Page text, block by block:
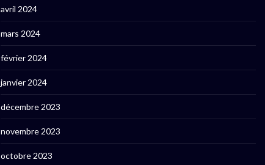
avril 2024
mars 2024
février 2024
janvier 2024
décembre 2023
novembre 2023
octobre 2023